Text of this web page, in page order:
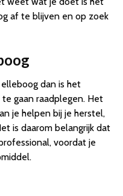
af te blijven en op zoek
dan is het
gaan raadplegen. Het
je helpen bij je herstel,
is daarom belangrijk dat
voordat je